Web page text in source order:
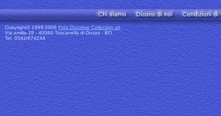
Copyright© 1999-2006Foto Dozzese Collection srl.
Via emilia 18 - 40060 Toscanella di Dozza - BO
Tel. 0542/674244